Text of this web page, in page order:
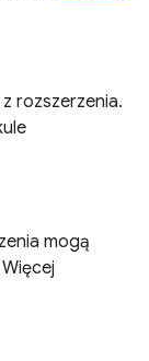
rozszerzenia.
mogą